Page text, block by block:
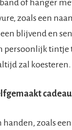
of hanger
zoals een
een blijvend en
persoonlijk tintje
zal koesteren.
cadeau
handen, zoals